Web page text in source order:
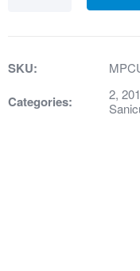
aantal
SKU:
Categories: 2,